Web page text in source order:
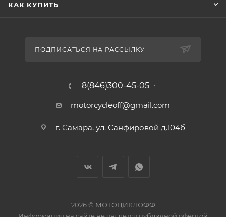
КАК КУПИТЬ
ПОДПИСАТЬСЯ НА РАССЫЛКУ
8(846)300-45-05
motorcycleoff@gmail.com
г. Самара, ул. Санфировой д.104б
2026 © МОТОЦИКЛОФФ